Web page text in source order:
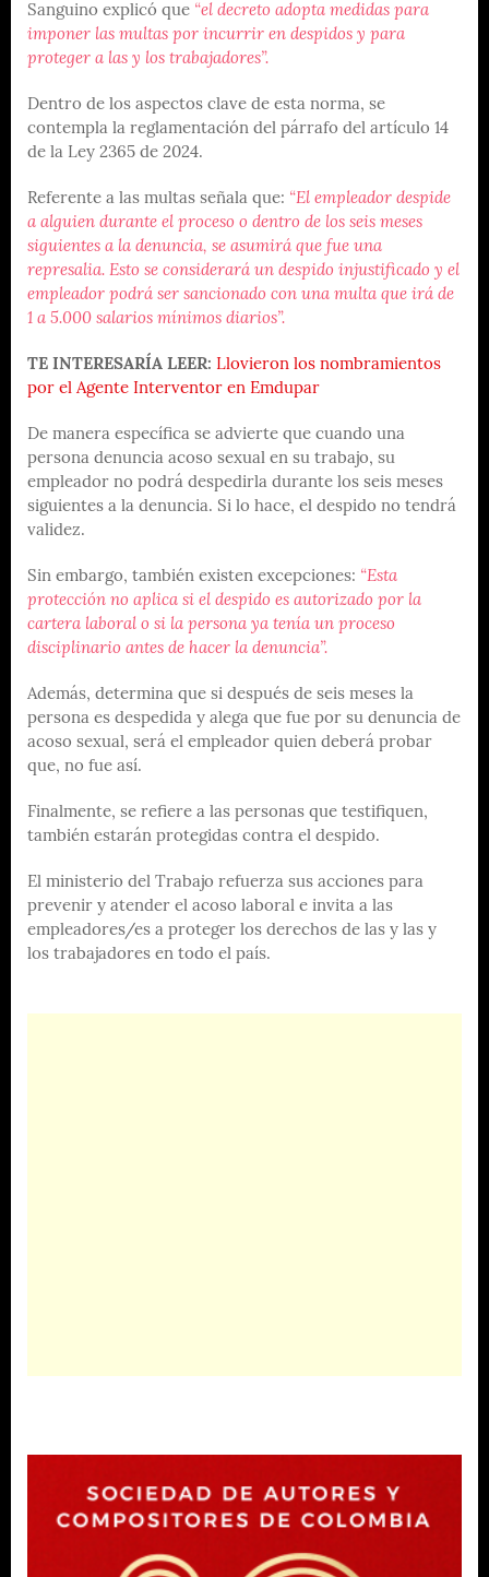
Sanguino explicó que “el decreto adopta medidas para
imponer las multas por incurrir en despidos y para
proteger a las y los trabajadores”.
Dentro de los aspectos clave de esta norma, se
contempla la reglamentación del párrafo del artículo 14
de la Ley 2365 de 2024.
Referente a las multas señala que: “El empleador despide
a alguien durante el proceso o dentro de los seis meses
siguientes a la denuncia, se asumirá que fue una
represalia. Esto se considerará un despido injustificado y el
empleador podrá ser sancionado con una multa que irá de
1 a 5.000 salarios mínimos diarios”.
TE INTERESARÍA LEER: Llovieron los nombramientos
por el Agente Interventor en Emdupar
De manera específica se advierte que cuando una
persona denuncia acoso sexual en su trabajo, su
empleador no podrá despedirla durante los seis meses
siguientes a la denuncia. Si lo hace, el despido no tendrá
validez.
Sin embargo, también existen excepciones: “Esta
protección no aplica si el despido es autorizado por la
cartera laboral o si la persona ya tenía un proceso
disciplinario antes de hacer la denuncia”.
Además, determina que si después de seis meses la
persona es despedida y alega que fue por su denuncia de
acoso sexual, será el empleador quien deberá probar
que, no fue así.
Finalmente, se refiere a las personas que testifiquen,
también estarán protegidas contra el despido.
El ministerio del Trabajo refuerza sus acciones para
prevenir y atender el acoso laboral e invita a las
empleadores/es a proteger los derechos de las y las y
los trabajadores en todo el país.